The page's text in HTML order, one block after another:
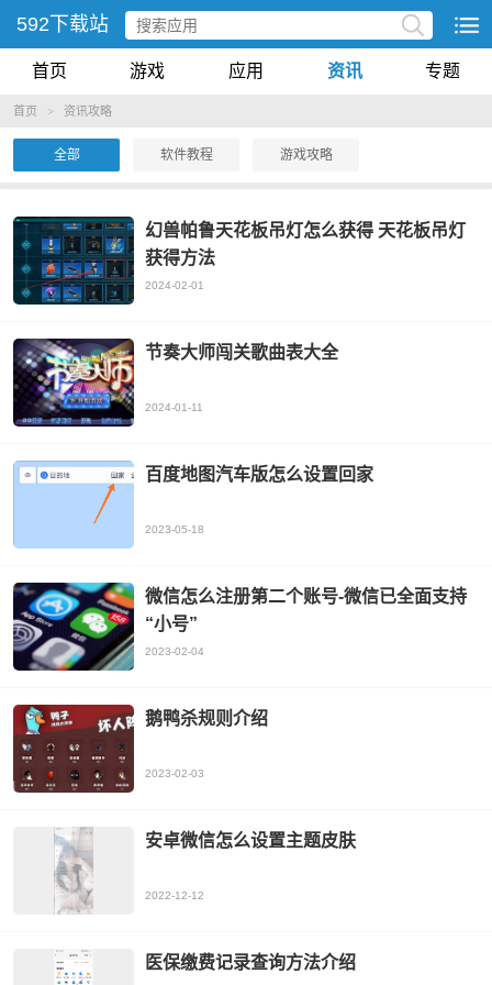
592下载站
首页 游戏 应用 资讯 专题
首页 > 资讯攻略
全部 软件教程 游戏攻略
幻兽帕鲁天花板吊灯怎么获得 天花板吊灯
获得方法
2024-02-01
节奏大师闯关歌曲表大全
2024-01-11
百度地图汽车版怎么设置回家
2023-05-18
微信怎么注册第二个账号-微信已全面支持
“小号”
2023-02-04
鹅鸭杀规则介绍
2023-02-03
安卓微信怎么设置主题皮肤
2022-12-12
医保缴费记录查询方法介绍